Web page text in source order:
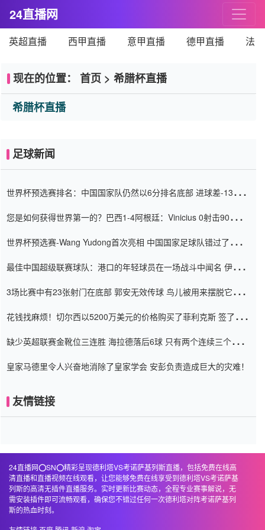
24直播网
英超直播 西甲直播 意甲直播 德甲直播 法
现在的位置： 首页 > 希腊杯直播
希腊杯直播
足球新闻
世界杯预选赛排名：中国国家队仍然以6分排名底部 进球差-13令人
您是如何获得世界第一的？巴西1-4阿根廷：Vinicius 0射击90分钟
世界杯预选赛-Wang Yudong首次亮相 中国国家足球队错过了世界
最佳中国超级联赛球队：港口的年轻球员在一场战斗中闻名 伊万放
3场比赛中有23张射门在底部 郭安无效传球 鸟儿被用来摆脱它
花钱找麻烦！切尔西以5200万美元的价格购买了菲利克斯 签了7年
缺少英超联赛金靴位三连胜 海拉德落后6球 只有两个连续三个连续
皇家马德里令人兴奋地消除了皇家学会 安彭负责造成巨大的灾难！
友情链接
24直播网⭕️SN⭕️精彩呈现德利塔VS考诺萨基列斯直播，包括免费在线高
清直播和直播视频在线观看，让您能够免费在线享受到德利塔VS考诺萨基
列斯的高清无插件直播服务。实时更新比赛动态，全程专业赛事解说，无
需安装插件即可流畅观看，确保您不错过任何一次德利塔对阵考诺萨基列
斯的热血时刻。